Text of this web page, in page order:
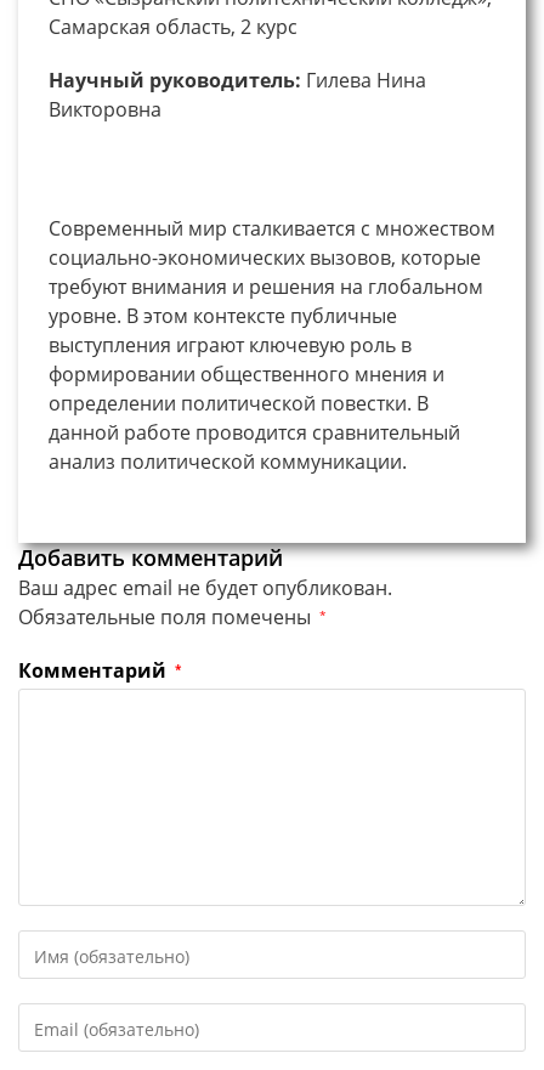
Самарская область, 2 курс
Научный руководитель: Гилева Нина
Викторовна
Современный мир сталкивается с множеством
социально-экономических вызовов, которые
требуют внимания и решения на глобальном
уровне. В этом контексте публичные
выступления играют ключевую роль в
формировании общественного мнения и
определении политической повестки. В
данной работе проводится сравнительный
анализ политической коммуникации.
Добавить комментарий
Ваш адрес email не будет опубликован.
Обязательные поля помечены *
Комментарий *
свое
или
имя
свой